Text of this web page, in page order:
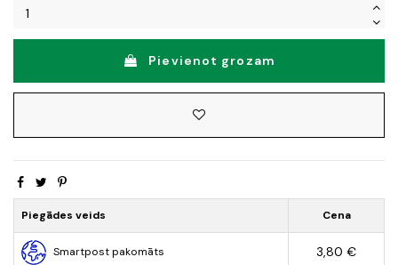
Pievienot grozam
Piegādes veids Cena
Smartpost pakomāts 3,80 €